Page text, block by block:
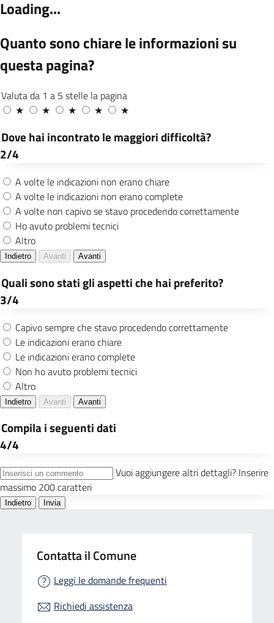
Contatta il Comune
Leggi le domande frequenti
Richiedi assistenza